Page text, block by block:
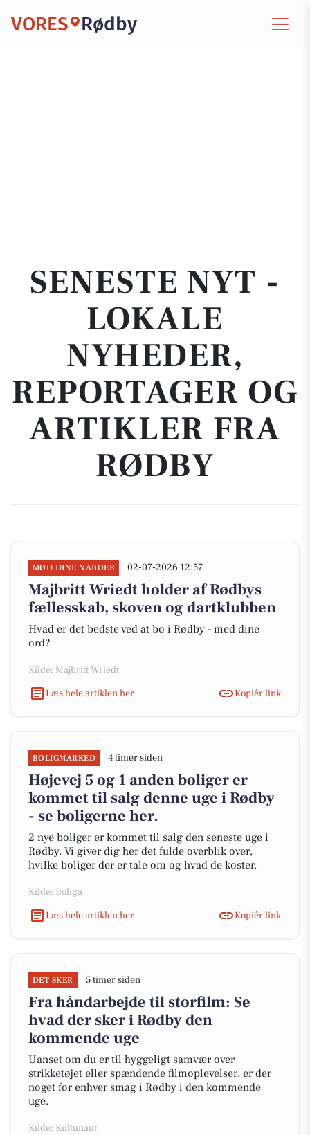
VORES Rødby
SENESTE NYT -
LOKALE
NYHEDER,
REPORTAGER OG
ARTIKLER FRA
RØDBY
MØD DINE NABOER 02-07-2026 12:57
Majbritt Wriedt holder af Rødbys
fællesskab, skoven og dartklubben
Hvad er det bedste ved at bo i Rødby - med dine
ord?
Kilde: Majbritt Wriedt
Læs hele artiklen her
Kopiér link
BOLIGMARKED 4 timer siden
Højevej 5 og 1 anden boliger er
kommet til salg denne uge i Rødby
- se boligerne her.
2 nye boliger er kommet til salg den seneste uge i
Rødby. Vi giver dig her det fulde overblik over,
hvilke boliger der er tale om og hvad de koster.
Kilde: Boliga
Læs hele artiklen her
Kopiér link
DET SKER 5 timer siden
Fra håndarbejde til storfilm: Se
hvad der sker i Rødby den
kommende uge
Uanset om du er til hyggeligt samvær over
strikketøjet eller spændende filmoplevelser, er der
noget for enhver smag i Rødby i den kommende
uge.
Kilde: Kultunaut